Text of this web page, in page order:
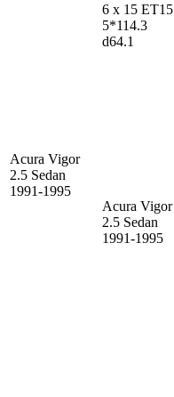
Acura Vigor
2.5 Sedan
1991-1995
6 x 15 ET15
5*114.3
d64.1
Acura Vigor
2.5 Sedan
1991-1995